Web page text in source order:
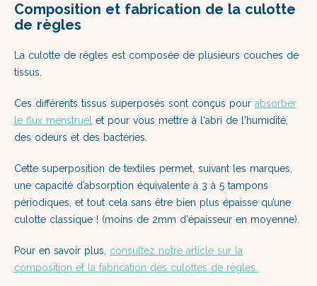
Composition et fabrication de la culotte
de règles
La culotte de règles est composée de plusieurs couches de
tissus.
Ces différents tissus superposés sont conçus pour absorber
le flux menstruel et pour vous mettre à l'abri de l'humidité,
des odeurs et des bactéries.
Cette superposition de textiles permet, suivant les marques,
une capacité d’absorption équivalente à 3 à 5 tampons
périodiques, et tout cela sans être bien plus épaisse qu’une
culotte classique ! (moins de 2mm d'épaisseur en moyenne).
Pour en savoir plus, consultez notre article sur la
composition et la fabrication des culottes de règles.